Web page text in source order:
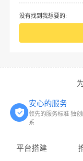
没有找到我想要的:
安心的服务
领先的服务标准 独
系
平台搭建